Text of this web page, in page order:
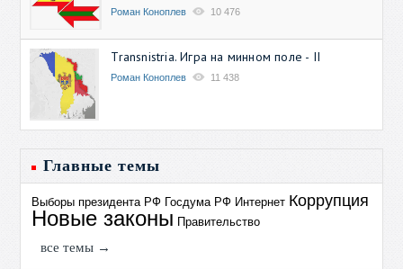
Роман Коноплев 10 476
Transnistria. Игра на минном поле - II
Роман Коноплев 11 438
Главные темы
Выборы президента РФ Госдума РФ Интернет Коррупция
Новые законы Правительство
все темы →